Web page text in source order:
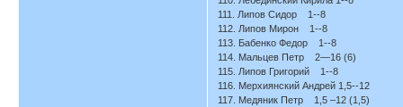
111. Липов Сидор 1--8
112. Липов Мирон 1--8
113. Бабенко Федор 1--8
114. Мальцев Петр 2—16 (6)
115. Липов Григорий 1--8
116. Мерхиянский Андрей 1,5--12
117. Медяник Петр 1,5 –12 (1,5)